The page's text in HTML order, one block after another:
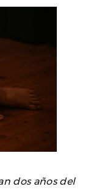
dos años del